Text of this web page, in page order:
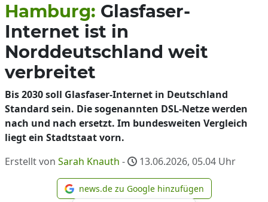
Hamburg: Glasfaser-
Internet ist in
Norddeutschland weit
verbreitet
Bis 2030 soll Glasfaser-Internet in Deutschland
Standard sein. Die sogenannten DSL-Netze werden
nach und nach ersetzt. Im bundesweiten Vergleich
liegt ein Stadtstaat vorn.
Erstellt von Sarah Knauth - 13.06.2026, 05.04 Uhr
news.de zu Google
news.de zu Google hinzufügen